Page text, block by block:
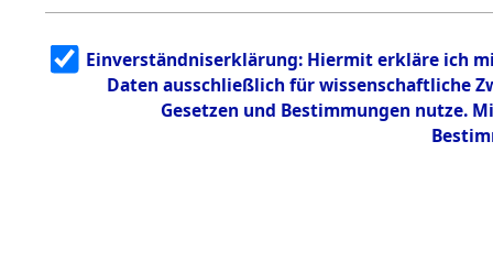
1.2.9.3
Effekten aus
dem KZ
Neuengamm
Einen Kommentar
Einverständniserklärung: Hiermit erkläre ich
Daten ausschließlich für wissenschaftliche
Gesetzen und Bestimmungen nutze.